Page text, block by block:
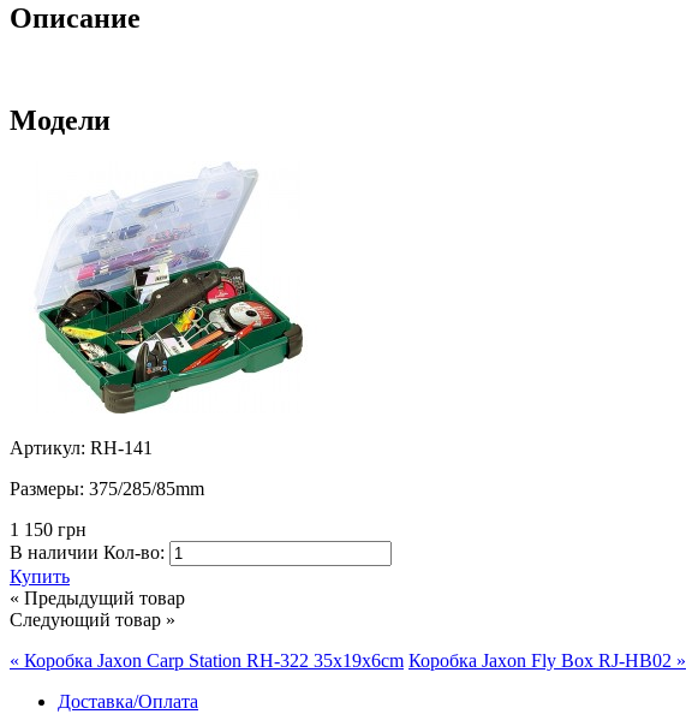
Описание
Модели
Артикул: RH-141
Размеры: 375/285/85mm
1 150 грн
В наличии Кол-во:
Купить
« Предыдущий товар
Следующий товар »
« Коробка Jaxon Carp Station RH-322 35x19x6cm Коробка Jaxon Fly Box RJ-HB02 »
Доставка/Оплата